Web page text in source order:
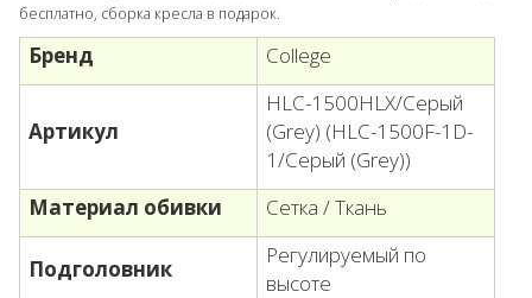
бесплатно, сборка кресла в подарок.
Бренд College
Артикул
HLC-1500HLX/Серый
(Grey) (HLC-1500F-1D-
1/Серый (Grey))
Материал обивки
Сетка / Ткань
Подголовник
Регулируемый по
высоте